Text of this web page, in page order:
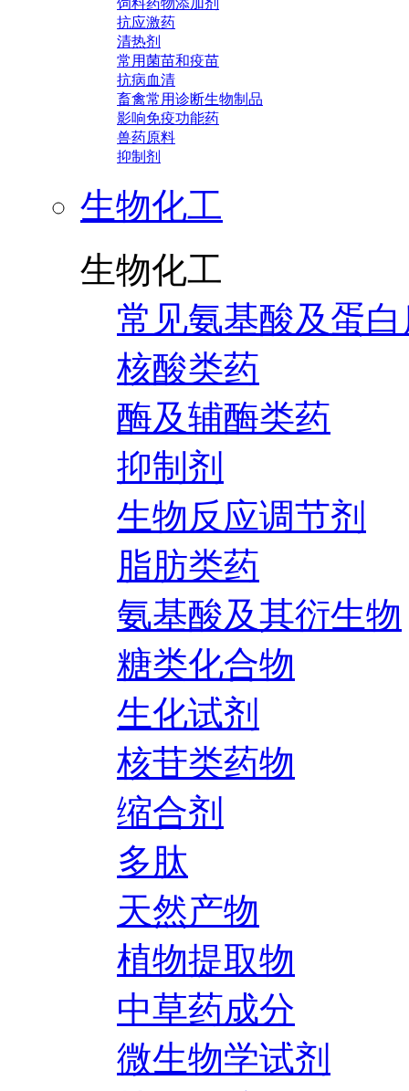
饲料药物添加剂
抗应激药
清热剂
常用菌苗和疫苗
抗病血清
畜禽常用诊断生物制品
影响免疫功能药
兽药原料
抑制剂
生物化工
生物化工
常见氨基酸及蛋
核酸类药
酶及辅酶类药
抑制剂
生物反应调节剂
脂肪类药
氨基酸及其衍生物
糖类化合物
生化试剂
核苷类药物
缩合剂
多肽
天然产物
植物提取物
中草药成分
微生物学试剂